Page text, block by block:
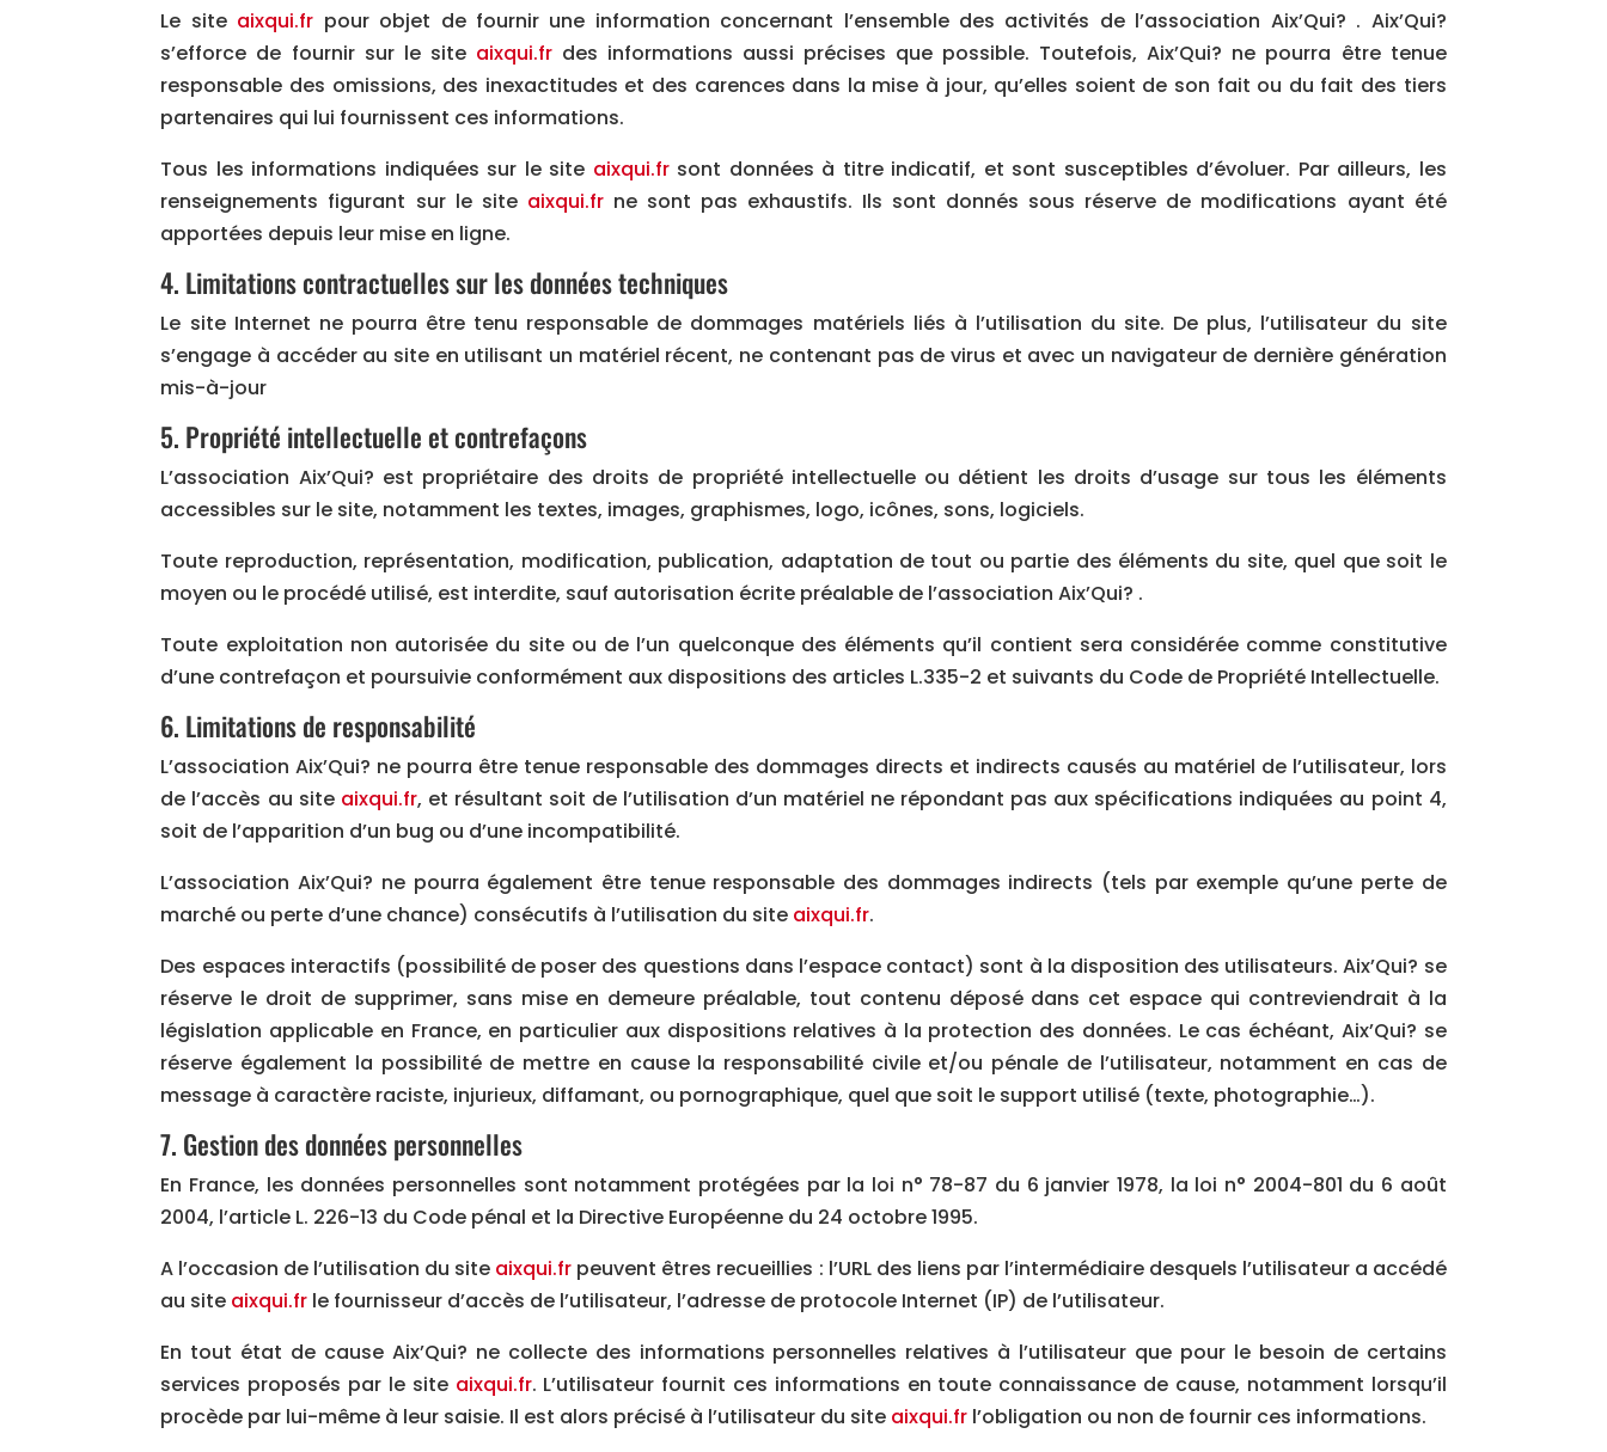
Le site aixqui.fr pour objet de fournir une information concernant l’ensemble des activités de l’association Aix’Qui? . Aix’Qui?
s’efforce de fournir sur le site aixqui.frdes informations aussi précises que possible. Toutefois, Aix’Qui? ne pourra être tenue
responsable des omissions, des inexactitudes et des carences dans la mise à jour, qu’elles soient de son fait ou du fait des tiers
partenaires qui lui fournissent ces informations.
Tous les informations indiquées sur le site aixqui.frsont données à titre indicatif, et sont susceptibles d’évoluer. Par ailleurs, les
renseignements figurant sur le site aixqui.frne sont pas exhaustifs. Ils sont donnés sous réserve de modifications ayant été
apportées depuis leur mise en ligne.
4. Limitations contractuelles sur les données techniques
Le site Internet ne pourra être tenu responsable de dommages matériels liés à l’utilisation du site. De plus, l’utilisateur du site
s’engage à accéder au site en utilisant un matériel récent, ne contenant pas de virus et avec un navigateur de dernière génération
mis-à-jour
5. Propriété intellectuelle et contrefaçons
L’association Aix’Qui? est propriétaire des droits de propriété intellectuelle ou détient les droits d’usage sur tous les éléments
accessibles sur le site, notamment les textes, images, graphismes, logo, icônes, sons, logiciels.
Toute reproduction, représentation, modification, publication, adaptation de tout ou partie des éléments du site, quel que soit le
moyen ou le procédé utilisé, est interdite, sauf autorisation écrite préalable de l’association Aix’Qui? .
Toute exploitation non autorisée du site ou de l’un quelconque des éléments qu’il contient sera considérée comme constitutive
d’une contrefaçon et poursuivie conformément aux dispositions des articles L.335-2 et suivants du Code de Propriété Intellectuelle.
6. Limitations de responsabilité
L’association Aix’Qui? ne pourra être tenue responsable des dommages directs et indirects causés au matériel de l’utilisateur, lors
de l’accès au site aixqui.fr, et résultant soit de l’utilisation d’un matériel ne répondant pas aux spécifications indiquées au point 4,
soit de l’apparition d’un bug ou d’une incompatibilité.
L’association Aix’Qui? ne pourra également être tenue responsable des dommages indirects (tels par exemple qu’une perte de
marché ou perte d’une chance) consécutifs à l’utilisation du site aixqui.fr.
Des espaces interactifs (possibilité de poser des questions dans l’espace contact) sont à la disposition des utilisateurs. Aix’Qui? se
réserve le droit de supprimer, sans mise en demeure préalable, tout contenu déposé dans cet espace qui contreviendrait à la
législation applicable en France, en particulier aux dispositions relatives à la protection des données. Le cas échéant, Aix’Qui? se
réserve également la possibilité de mettre en cause la responsabilité civile et/ou pénale de l’utilisateur, notamment en cas de
message à caractère raciste, injurieux, diffamant, ou pornographique, quel que soit le support utilisé (texte, photographie…).
7. Gestion des données personnelles
En France, les données personnelles sont notamment protégées par la loi n° 78-87 du 6 janvier 1978, la loi n° 2004-801 du 6 août
2004, l’article L. 226-13 du Code pénal et la Directive Européenne du 24 octobre 1995.
A l’occasion de l’utilisation du site aixqui.fr peuvent êtres recueillies : l’URL des liens par l’intermédiaire desquels l’utilisateur a accédé
au site aixqui.fr le fournisseur d’accès de l’utilisateur, l’adresse de protocole Internet (IP) de l’utilisateur.
En tout état de cause Aix’Qui? ne collecte des informations personnelles relatives à l’utilisateur que pour le besoin de certains
services proposés par le site aixqui.fr. L’utilisateur fournit ces informations en toute connaissance de cause, notamment lorsqu’il
procède par lui-même à leur saisie. Il est alors précisé à l’utilisateur du site aixqui.fr l’obligation ou non de fournir ces informations.